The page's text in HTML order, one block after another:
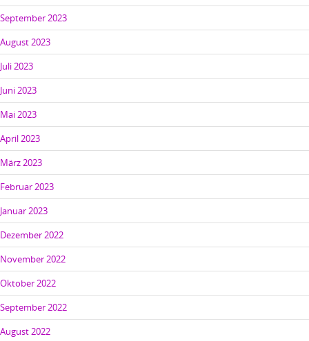
September 2023
August 2023
Juli 2023
Juni 2023
Mai 2023
April 2023
März 2023
Februar 2023
Januar 2023
Dezember 2022
November 2022
Oktober 2022
September 2022
August 2022